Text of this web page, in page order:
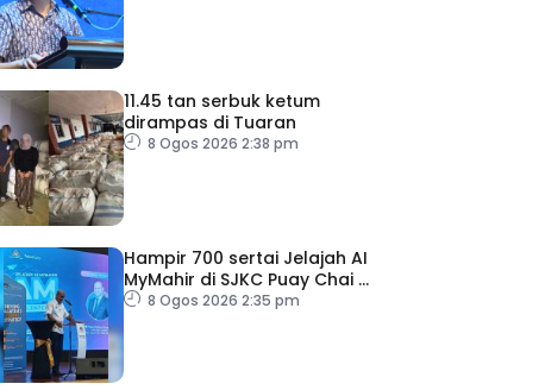
11.45 tan serbuk ketum
dirampas di Tuaran
8 Ogos 2026 2:38 pm
Hampir 700 sertai Jelajah AI
MyMahir di SJKC Puay Chai 2,
terbesar setakat ini
8 Ogos 2026 2:35 pm